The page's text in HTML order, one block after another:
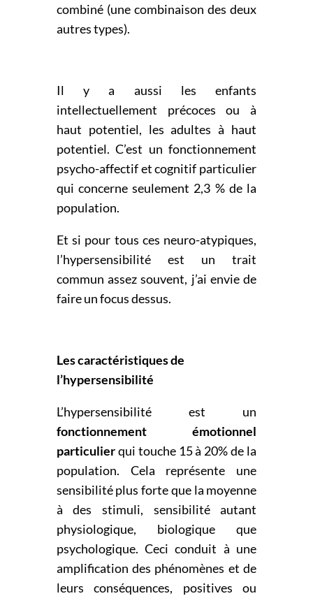
combiné (une combinaison des deux
autres types).
Il y a aussi les enfants
intellectuellement précoces ou à
haut potentiel, les adultes à haut
potentiel. C’est un fonctionnement
psycho-affectif et cognitif particulier
qui concerne seulement 2,3 % de la
population.
Et si pour tous ces neuro-atypiques,
l’hypersensibilité est un trait
commun assez souvent, j’ai envie de
faire un focus dessus.
Les caractéristiques de
l’hypersensibilité
L’hypersensibilité est un
fonctionnement émotionnel
particulierqui touche 15 à 20% de la
population. Cela représente une
sensibilité plus forte que la moyenne
à des stimuli, sensibilité autant
physiologique, biologique que
psychologique. Ceci conduit à une
amplification des phénomènes et de
leurs conséquences, positives ou